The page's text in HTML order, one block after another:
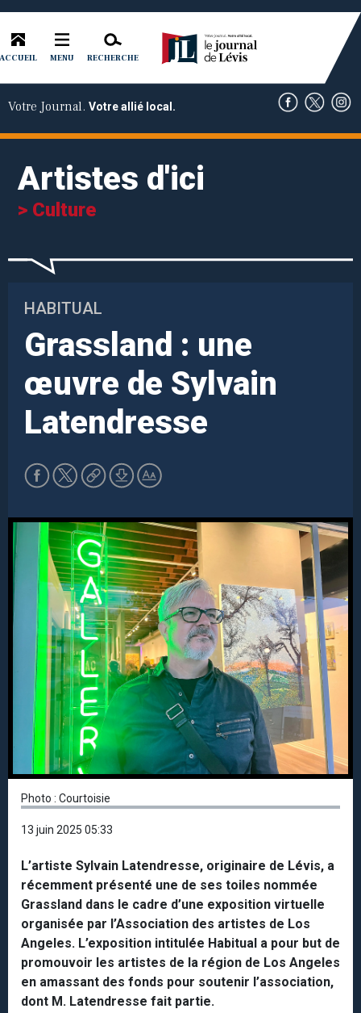
ACCUEIL MENU RECHERCHE
Votre Journal. Votre allié local.
Artistes d'ici
> Culture
HABITUAL
Grassland : une
œuvre de Sylvain
Latendresse
Photo : Courtoisie
13 juin 2025 05:33
L’artiste Sylvain Latendresse, originaire de Lévis, a
récemment présenté une de ses toiles nommée
Grassland dans le cadre d’une exposition virtuelle
organisée par l’Association des artistes de Los
Angeles. L’exposition intitulée Habitual a pour but de
promouvoir les artistes de la région de Los Angeles
en amassant des fonds pour soutenir l’association,
dont M. Latendresse fait partie.